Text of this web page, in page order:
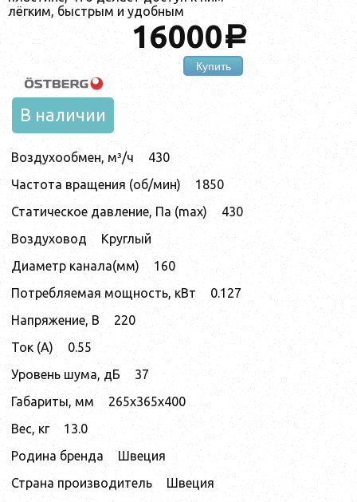
лёгким, быстрым и удобным
16000a
Купить
В наличии
Воздухообмен, м³/ч
430
Частота вращения (об/мин)
1850
Статическое давление, Па (max)
430
Воздуховод
Круглый
Диаметр канала(мм)
160
Потребляемая мощность, кВт
0.127
Напряжение, В
220
Ток (А)
0.55
Уровень шума, дБ
37
Габариты, мм
265x365x400
Вес, кг
13.0
Родина бренда
Швеция
Страна производитель
Швеция